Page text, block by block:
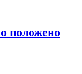
положено